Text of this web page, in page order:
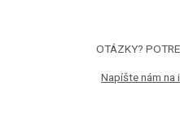
OTÁZKY?
Napíšte nám